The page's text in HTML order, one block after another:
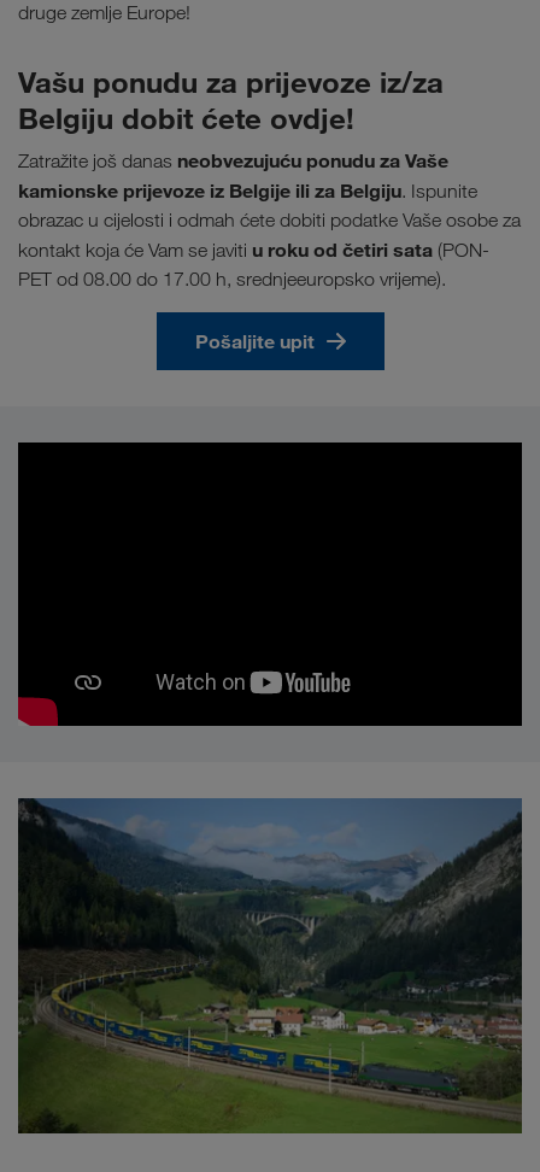
druge zemlje Europe!
Vašu ponudu za prijevoze iz/za
Belgiju dobit ćete ovdje!
Zatražite još danas neobvezujuću ponudu za Vaše
kamionske prijevoze iz Belgije ili za Belgiju. Ispunite
obrazac u cijelosti i odmah ćete dobiti podatke Vaše osobe za
kontakt koja će Vam se javiti u roku od četiri sata (PON-
PET od 08.00 do 17.00 h, srednjeeuropsko vrijeme).
Pošaljite upit